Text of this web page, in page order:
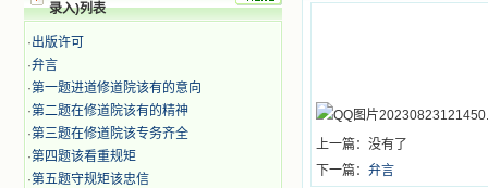
录入)列表
·出版许可
·弁言
·第一题进道修道院该有的意向
·第二题在修道院该有的精神
·第三题在修道院该专务齐全
·第四题该看重规矩
·第五题守规矩该忠信
上一篇：没有了
下一篇： 弁言